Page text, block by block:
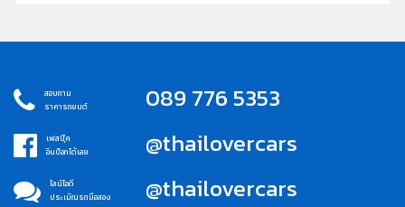
สอบถาม
ราคารถยนต์
089 776 5353
เฟสบุ๊ค
อินบ็อกได้เลย
@thailovercars
ไลน์ไอดี
ประเมิณรถมือสอง
@thailovercars